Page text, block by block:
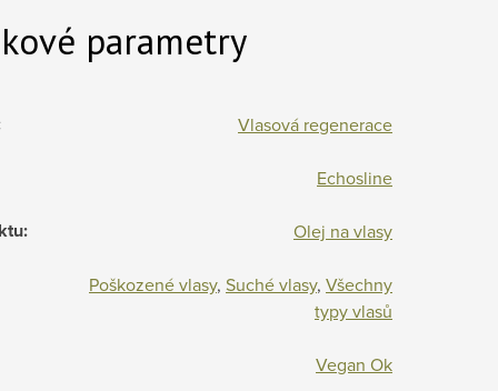
parametry
Vlasová regenerace
Echosline
: Olej na vlasy
Poškozené vlasy, Suché vlasy, Všechny
typy vlasů
Vegan Ok